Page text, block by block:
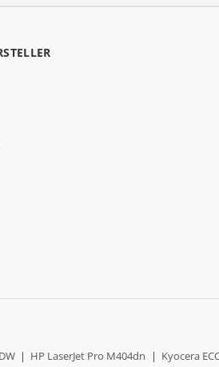
| HP LaserJet Pro M404dn | Kyocera